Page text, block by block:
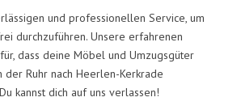
und professionellen Service, um
durchzuführen. Unsere erfahrenen
dass deine Möbel und Umzugsgüter
der Ruhr nach Heerlen-Kerkrade
kannst dich auf uns verlassen!